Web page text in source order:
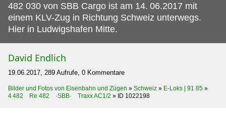
482 030 von SBB Cargo ist am 14. 06.2017 mit
einem KLV-Zug in Richtung Schweiz unterwegs.
Hier in Ludwigshafen Mitte.
David Endlich
19.06.2017, 289 Aufrufe, 0 Kommentare
Bilder und Fotos von Eisenbahn und Zügen » Schweiz » E-Loks | 91 85 »
4 482 Re 482 ·SBB· Traxx AC1/2 » ID 1022198